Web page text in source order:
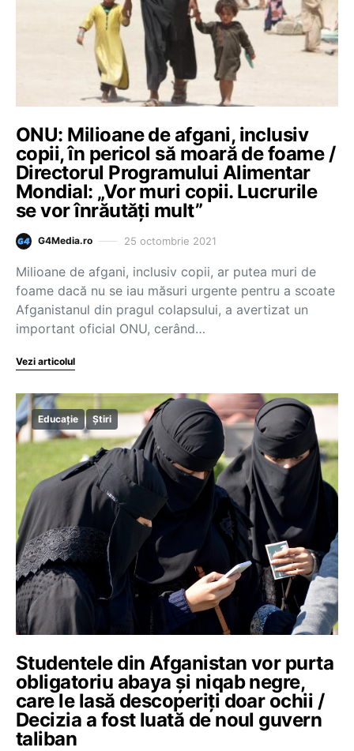
ONU: Milioane de afgani, inclusiv
copii, în pericol să moară de foame /
Directorul Programului Alimentar
Mondial: „Vor muri copii. Lucrurile
se vor înrăutăți mult”
G4Media.ro 25 octombrie 2021
Milioane de afgani, inclusiv copii, ar putea muri de
foame dacă nu se iau măsuri urgente pentru a scoate
Afganistanul din pragul colapsului, a avertizat un
important oficial ONU, cerând…
Vezi articolul
Educație Știri
Studentele din Afganistan vor purta
obligatoriu abaya și niqab negre,
care le lasă descoperiți doar ochii /
Decizia a fost luată de noul guvern
taliban